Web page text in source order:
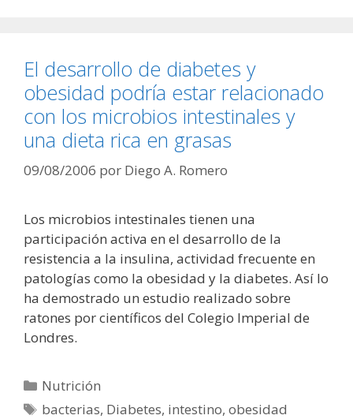
El desarrollo de diabetes y
obesidad podría estar relacionado
con los microbios intestinales y
una dieta rica en grasas
09/08/2006 por Diego A. Romero
Los microbios intestinales tienen una
participación activa en el desarrollo de la
resistencia a la insulina, actividad frecuente en
patologías como la obesidad y la diabetes. Así lo
ha demostrado un estudio realizado sobre
ratones por científicos del Colegio Imperial de
Londres.
Categorías
Nutrición
Etiquetas
bacterias, Diabetes, intestino,obesidad